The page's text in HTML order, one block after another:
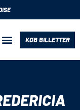
KØB BILLETTER